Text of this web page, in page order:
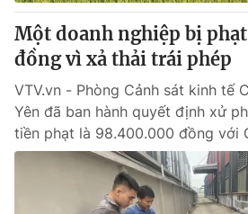
Một doanh nghiệp bị
đồng vì xả thải trái phép
VTV.vn - Phòng Cảnh sát kinh tế
Yên đã ban hành quyết định xử
tiền phạt là 98.400.000 đồng với